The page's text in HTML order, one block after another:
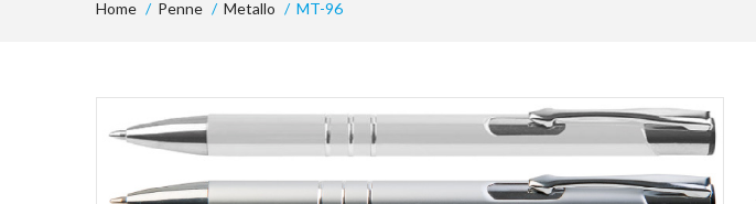
Home Penne Metallo MT-96